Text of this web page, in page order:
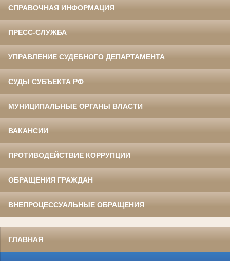
СПРАВОЧНАЯ ИНФОРМАЦИЯ
ПРЕСС-СЛУЖБА
УПРАВЛЕНИЕ СУДЕБНОГО ДЕПАРТАМЕНТА
СУДЫ СУБЪЕКТА РФ
МУНИЦИПАЛЬНЫЕ ОРГАНЫ ВЛАСТИ
ВАКАНСИИ
ПРОТИВОДЕЙСТВИЕ КОРРУПЦИИ
ОБРАЩЕНИЯ ГРАЖДАН
ВНЕПРОЦЕССУАЛЬНЫЕ ОБРАЩЕНИЯ
ГЛАВНАЯ